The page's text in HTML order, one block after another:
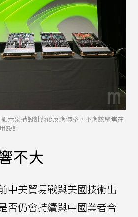
示架構設計背後反應價格，不應該聚焦在
設計
不大
中美貿易戰與美國技術出
否仍會持續與中國業者合